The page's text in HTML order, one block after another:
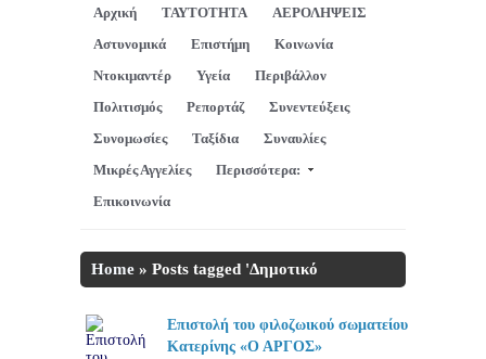
Αρχική ΤΑΥΤΟΤΗΤΑ
ΑΕΡΟΛΗΨΕΙΣ
Αστυνομικά
Επιστήμη
Κοινωνία
Ντοκιμαντέρ
Υγεία
Περιβάλλον
Πολιτισμός
Ρεπορτάζ
Συνεντεύξεις
Συνομωσίες
Ταξίδια
Συναυλίες
Μικρές Αγγελίες
Περισσότερα:
Επικοινωνία
Home » Posts tagged 'Δημοτικό
Επιστολή του φιλοζωικού σωματείου
Κατερίνης «Ο ΑΡΓΟΣ»